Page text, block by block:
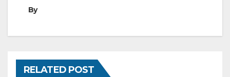
By
RELATED POST